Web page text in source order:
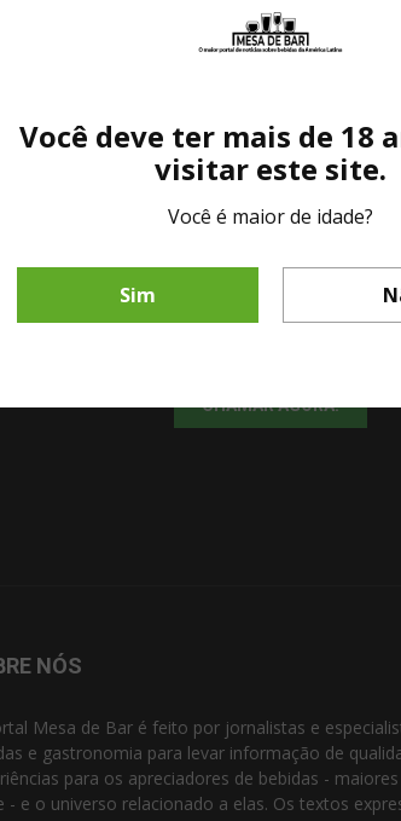
Fale diretamente com nosso representante
CHAMAR AGORA!
Você deve ter mais de 18
visitar este site.
Você é maior de idade?
Sim
NÓS
Mesa de Bar é feito por jornalistas e
e gastronomia para levar informação de
para os apreciadores de bebidas -
- e o universo relacionado a elas. Os textos